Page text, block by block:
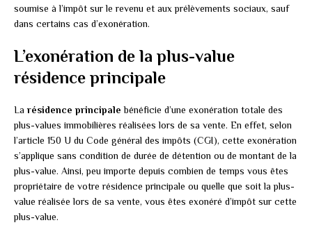
soumise à l’impôt sur le revenu et aux prélèvements sociaux, sauf
dans certains cas d’exonération.
L’exonération de la plus-value
résidence principale
La résidence principale bénéficie d’une exonération totale des
plus-values immobilières réalisées lors de sa vente. En effet, selon
l’article 150 U du Code général des impôts (CGI), cette exonération
s’applique sans condition de durée de détention ou de montant de la
plus-value. Ainsi, peu importe depuis combien de temps vous êtes
propriétaire de votre résidence principale ou quelle que soit la plus-
value réalisée lors de sa vente, vous êtes exonéré d’impôt sur cette
plus-value.